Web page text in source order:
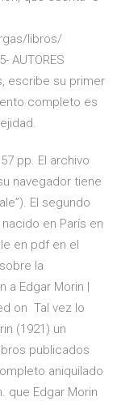
libros/
AUTORES
escribe su primer
completo es
pp. El archivo
navegador tiene
El segundo
en París en
en pdf en el
la
Edgar Morin |
on Tal vez lo
(1921) un
publicados
aniquilado
que Edgar Morin